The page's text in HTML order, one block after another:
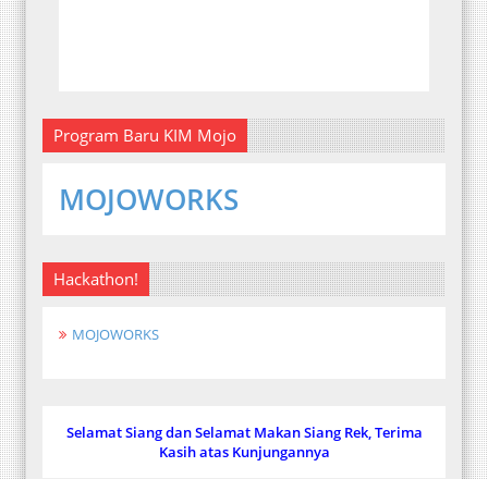
Program Baru KIM Mojo
MOJOWORKS
Hackathon!
MOJOWORKS
Selamat Siang dan Selamat Makan Siang Rek, Terima
Kasih atas Kunjungannya